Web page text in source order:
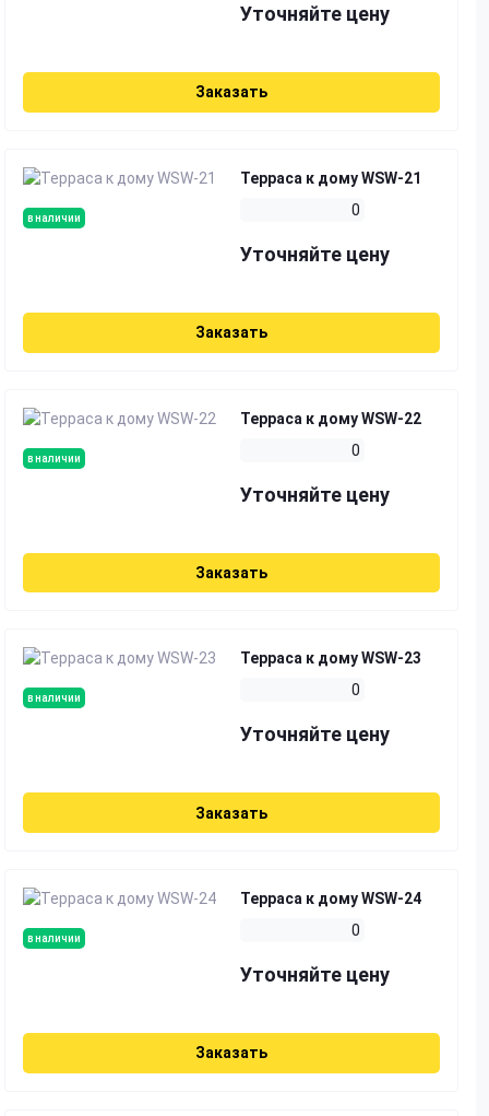
Уточняйте цену
Заказать
в наличии
Терраса к дому WSW-21
0
Уточняйте цену
Заказать
в наличии
Терраса к дому WSW-22
0
Уточняйте цену
Заказать
в наличии
Терраса к дому WSW-23
0
Уточняйте цену
Заказать
в наличии
Терраса к дому WSW-24
0
Уточняйте цену
Заказать